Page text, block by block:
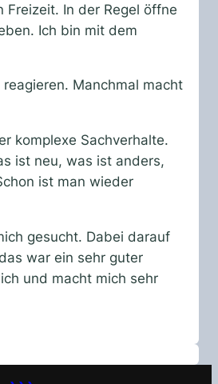
In der Regel öffne
Ich bin mit dem
Manchmal macht
komplexe Sachverhalte.
ist neu, was ist anders,
ist man wieder
gesucht. Dabei darauf
war ein sehr guter
und macht mich sehr